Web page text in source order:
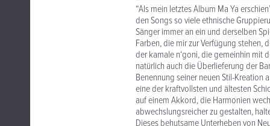
“Als mein letztes Album Ma Ya
den Songs so viele ethnische
Sänger immer an ein und derselben
Farben, die mir zur Verfügung stehen,
der kamale n‘goni, die gemeinhin mit
natürlich auch die Überlieferung der
Benennung seiner neuen Stil-Kreation
eine der kraftvollsten und ältesten
auf einem Akkord, die Harmonien
abwechslungsreicher zu gestalten,
Dieses behutsame Unterheben von